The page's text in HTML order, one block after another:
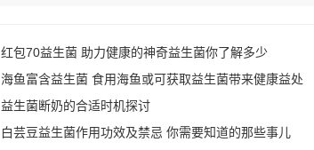
红包70益生菌 助力健康的神奇益生菌你了解多少
海鱼富含益生菌 食用海鱼或可获取益生菌带来健康益处
益生菌断奶的合适时机探讨
白芸豆益生菌作用功效及禁忌 你需要知道的那些事儿